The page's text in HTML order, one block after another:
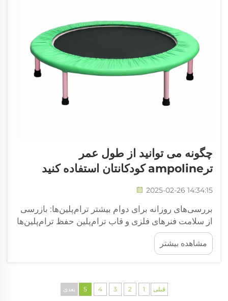
چگونه می توانید از طول عمر
ترampoline کودکانتان استفاده کنید
2025-02-26 14:34:15
بررسی‌های روزانه برای دوام بیشتر ترام‌پلین‌ها: بازرسی
از سلامت فنرهای فلزی و قاب ترام‌پلین حفظ ترام‌پلین‌ها
در شرایط خوب کاری به معنای توجه دقیق به فنرهای
فلزی و قابی است که زیر همه قطعات دیگر قرار دارد. یک
بازرسی دقیق از هر یک از فنرها انجام دهید...
مشاهده بیشتر
قبلی 1
2
3
4
5 بعدی